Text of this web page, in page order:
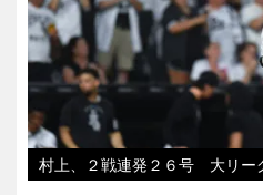
村上、２戦連発２６号 大リー